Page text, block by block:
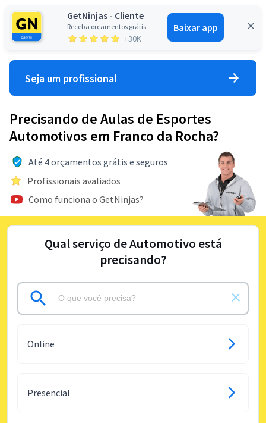
GetNinjas - Cliente
Receba orçamentos grátis
+30K
Baixar app
Entrar
Seja um profissional
Precisando de Aulas de Esportes
Automotivos em Franco da Rocha?
Até 4 orçamentos grátis e seguros
Profissionais avaliados
Como funciona o GetNinjas?
Qual serviço de Automotivo está
precisando?
Online
Presencial